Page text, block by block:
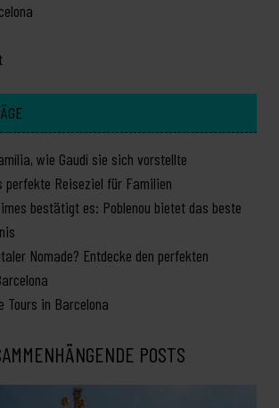
wie Gaudí sie sich vorstellte
perfekte Reiseziel für Familien
bestätigt es: Poblenou bietet das beste
Nomade? Entdecke den perfekten
Tours in Barcelona
POSTS